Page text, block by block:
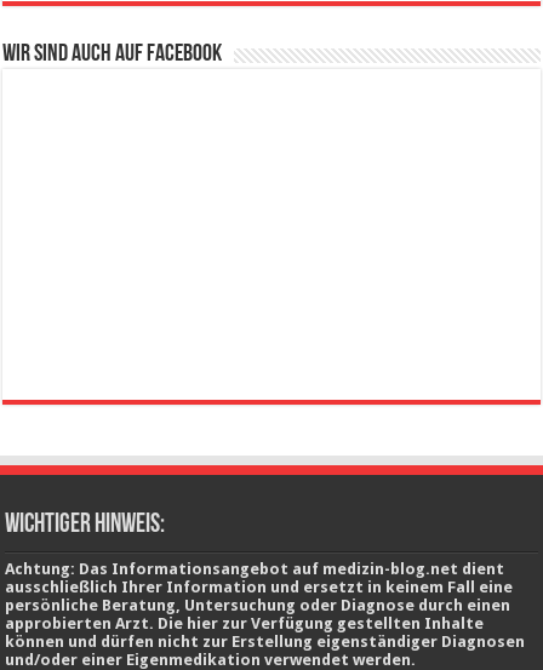
Wir sind auch auf Facebook
wichtiger Hinweis:
Achtung: Das Informationsangebot auf medizin-blog.net dient
ausschließlich Ihrer Information und ersetzt in keinem Fall eine
persönliche Beratung, Untersuchung oder Diagnose durch einen
approbierten Arzt. Die hier zur Verfügung gestellten Inhalte
können und dürfen nicht zur Erstellung eigenständiger Diagnosen
und/oder einer Eigenmedikation verwendet werden.